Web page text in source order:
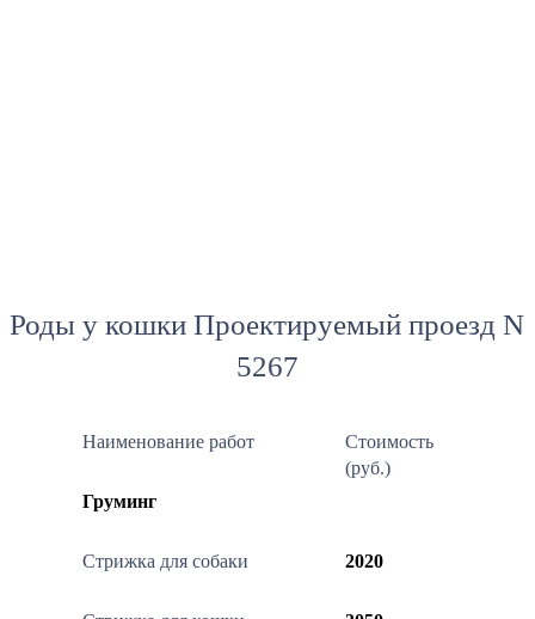
Роды у кошки Проектируемый проезд N
5267
Наименование работ
Стоимость
(руб.)
Груминг
Стрижка для собаки 2020